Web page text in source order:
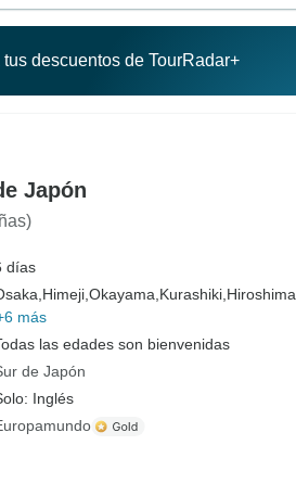
descuentos de TourRadar+
Japón
días
Himeji, Okayama, Kurashiki, Hiroshima,
más
las edades son bienvenidas
de Japón
Inglés